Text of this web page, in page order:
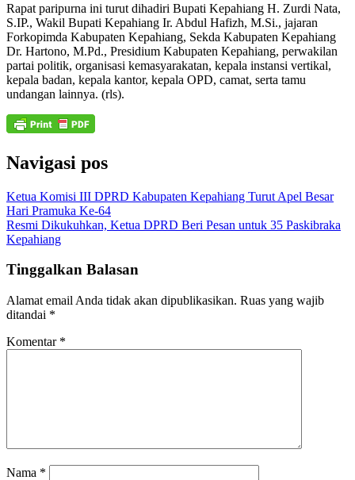
Rapat paripurna ini turut dihadiri Bupati Kepahiang H. Zurdi Nata,
S.IP., Wakil Bupati Kepahiang Ir. Abdul Hafizh, M.Si., jajaran
Forkopimda Kabupaten Kepahiang, Sekda Kabupaten Kepahiang
Dr. Hartono, M.Pd., Presidium Kabupaten Kepahiang, perwakilan
partai politik, organisasi kemasyarakatan, kepala instansi vertikal,
kepala badan, kepala kantor, kepala OPD, camat, serta tamu
undangan lainnya. (rls).
Navigasi pos
Ketua Komisi III DPRD Kabupaten Kepahiang Turut Apel Besar
Hari Pramuka Ke-64
Resmi Dikukuhkan, Ketua DPRD Beri Pesan untuk 35 Paskibraka
Kepahiang
Tinggalkan Balasan
Alamat email Anda tidak akan dipublikasikan. Ruas yang wajib
ditandai *
Komentar *
Nama *